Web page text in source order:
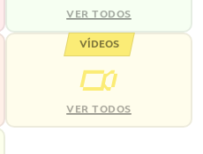
VER TODOS
VÍDEOS
VER TODOS